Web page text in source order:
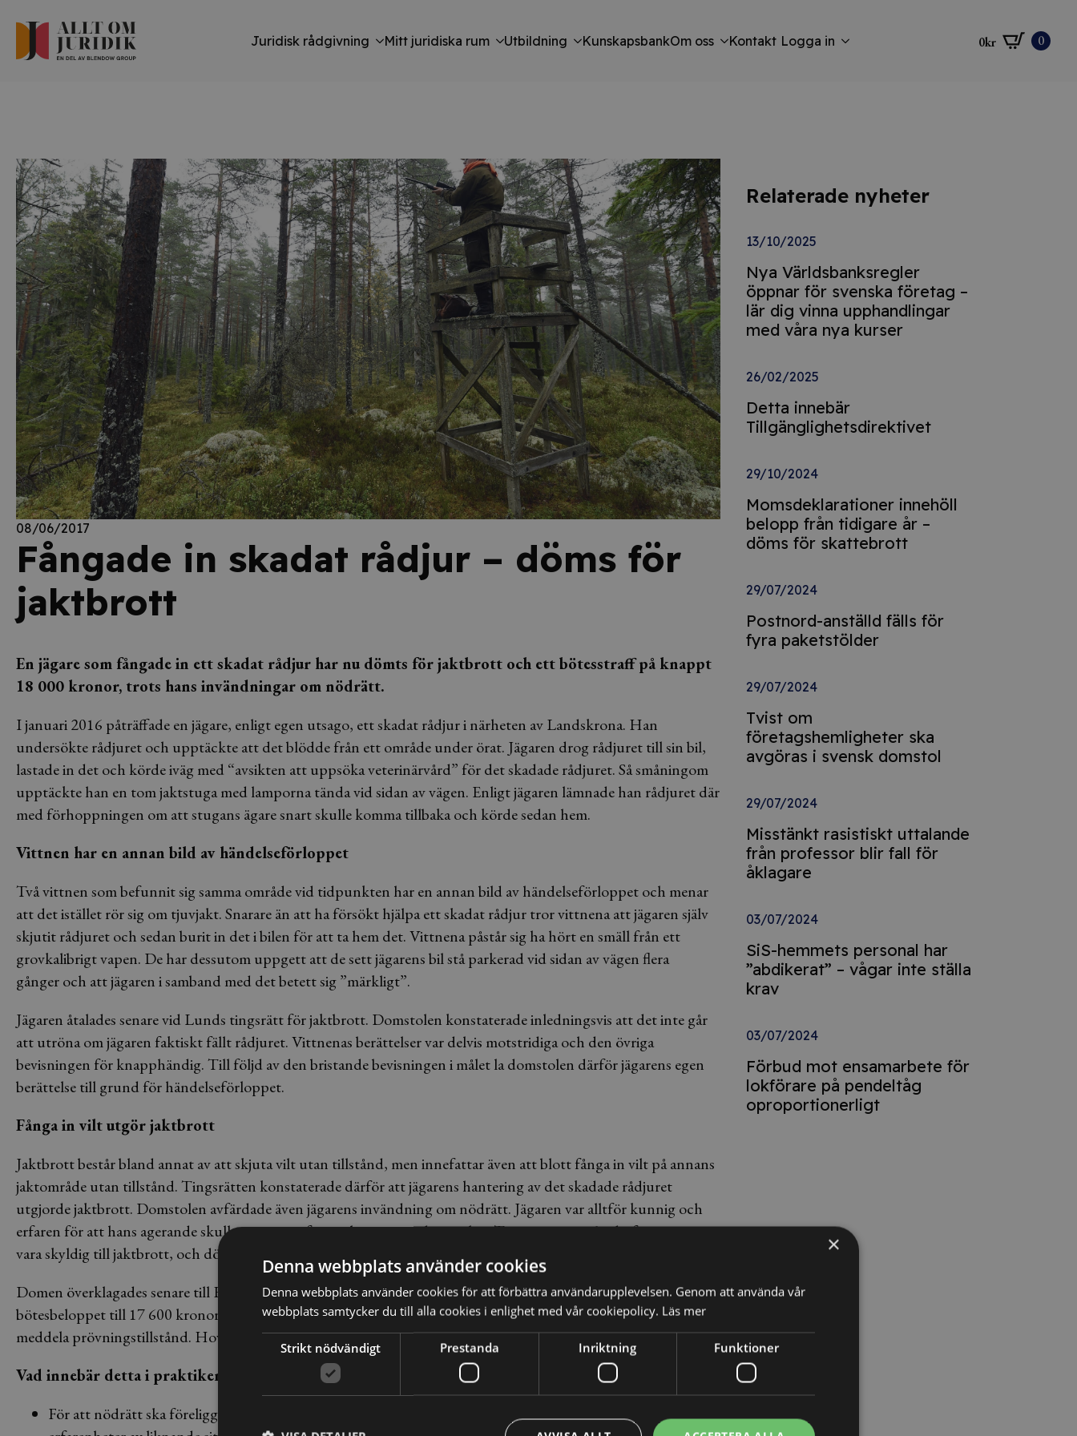
Juridisk rådgivning Mitt juridiska rum Utbildning KunskapsbankOm oss Kontakt Logga in 0kr 0
08/06/2017
Fångade in skadat rådjur – döms för
jaktbrott
En jägare som fångade in ett skadat rådjur har nu dömts för jaktbrott och ett bötesstraff på knappt
18 000 kronor, trots hans invändningar om nödrätt.
I januari 2016 påträffade en jägare, enligt egen utsago, ett skadat rådjur i närheten av Landskrona. Han
undersökte rådjuret och upptäckte att det blödde från ett område under örat. Jägaren drog rådjuret till sin bil,
lastade in det och körde iväg med “avsikten att uppsöka veterinärvård” för det skadade rådjuret. Så småningom
upptäckte han en tom jaktstuga med lamporna tända vid sidan av vägen. Enligt jägaren lämnade han rådjuret där
med förhoppningen om att stugans ägare snart skulle komma tillbaka och körde sedan hem.
Vittnen har en annan bild av händelseförloppet
Två vittnen som befunnit sig samma område vid tidpunkten har en annan bild av händelseförloppet och menar
att det istället rör sig om tjuvjakt. Snarare än att ha försökt hjälpa ett skadat rådjur tror vittnena att jägaren själv
skjutit rådjuret och sedan burit in det i bilen för att ta hem det. Vittnena påstår sig ha hört en smäll från ett
grovkalibrigt vapen. De har dessutom uppgett att de sett jägarens bil stå parkerad vid sidan av vägen flera
gånger och att jägaren i samband med det betett sig ”märkligt”.
Jägaren åtalades senare vid Lunds tingsrätt för jaktbrott. Domstolen konstaterade inledningsvis att det inte går
att utröna om jägaren faktiskt fällt rådjuret. Vittnenas berättelser var delvis motstridiga och den övriga
bevisningen för knapphändig. Till följd av den bristande bevisningen i målet la domstolen därför jägarens egen
berättelse till grund för händelseförloppet.
Fånga in vilt utgör jaktbrott
Jaktbrott består bland annat av att skjuta vilt utan tillstånd, men innefattar även att blott fånga in vilt på annans
jaktområde utan tillstånd. Tingsrätten konstaterade därför att jägarens hantering av det skadade rådjuret
utgjorde jaktbrott. Domstolen avfärdade även jägarens invändning om nödrätt. Jägaren var alltför kunnig och
erfaren för att hans agerande skulle anses vara försvarligt, menar domstolen. Tingsrätten ansåg därför mannen
vara skyldig till jaktbrott, och dömde honom till att betala böter om knappt 22 000 kronor.
Domen överklagades senare till Hovrätten över Skåne och Blekinge som fastställde domen men sänkte
bötesbeloppet till 17 600 kronor. Den domen överklagades senare till Högsta domstolen som nu beslutat att inte
meddela prövningstillstånd. Hovrättens dom står därmed fast.
Vad innebär detta i praktiken?
För att nödrätt ska föreligga krävs att det aktuella agerandet har varit försvarligt. En persons kunnande och
Relaterade nyheter
13/10/2025
Nya Världsbanksregler
öppnar för svenska företag –
lär dig vinna upphandlingar
med våra nya kurser
26/02/2025
Detta innebär
Tillgänglighetsdirektivet
29/10/2024
Momsdeklarationer innehöll
belopp från tidigare år –
döms för skattebrott
29/07/2024
Postnord-anställd fälls för
fyra paketstölder
29/07/2024
Tvist om
företagshemligheter ska
avgöras i svensk domstol
29/07/2024
Misstänkt rasistiskt uttalande
från professor blir fall för
åklagare
03/07/2024
SiS-hemmets personal har
”abdikerat” – vågar inte ställa
krav
03/07/2024
Förbud mot ensamarbete för
lokförare på pendeltåg
oproportionerligt
×
Denna webbplats använder cookies
Denna webbplats använder cookies för att förbättra användarupplevelsen. Genom att använda vår
webbplats samtycker du till alla cookies i enlighet med vår cookiepolicy. Läs mer
Strikt nödvändigt Prestanda Inriktning Funktioner